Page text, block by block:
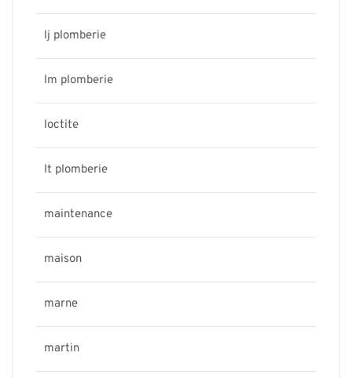
lj plomberie
lm plomberie
loctite
lt plomberie
maintenance
maison
marne
martin